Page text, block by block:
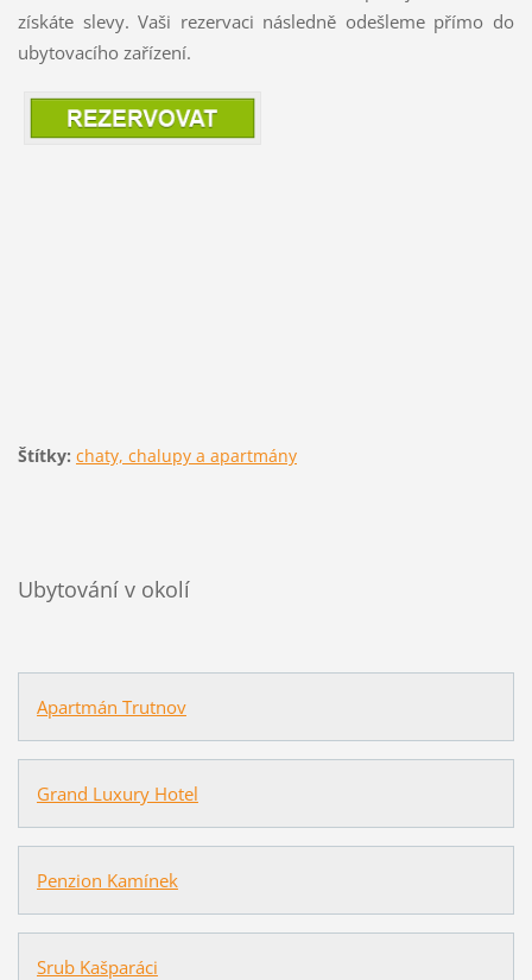
získáte slevy. Vaši rezervaci následně odešleme přímo do
ubytovacího zařízení.
Štítky: chaty, chalupy a apartmány
Ubytování v okolí
Apartmán Trutnov
Grand Luxury Hotel
Penzion Kamínek
Srub Kašparáci